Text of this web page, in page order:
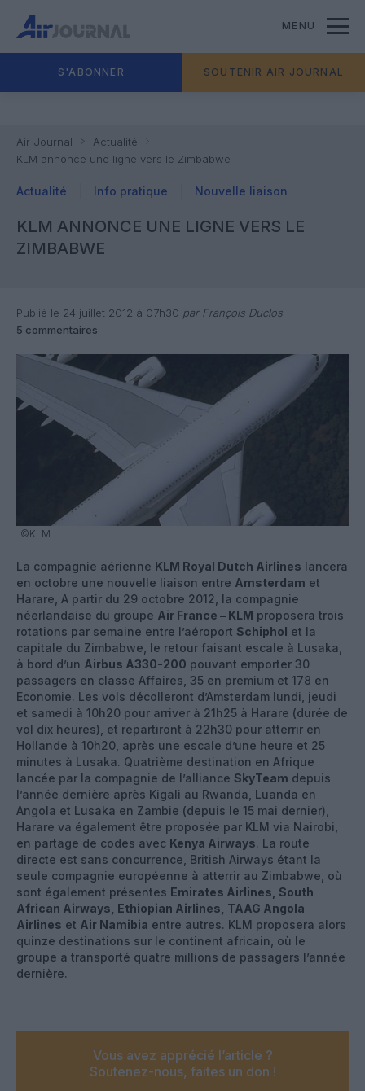
MENU
S'ABONNER SOUTENIR AIR JOURNAL
Air Journal
Actualité
KLM annonce une ligne vers le Zimbabwe
Actualité Info pratique Nouvelle liaison
KLM ANNONCE UNE LIGNE VERS LE
ZIMBABWE
Publié le 24 juillet 2012 à 07h30 par François Duclos
5 commentaires
©KLM
La compagnie aérienne KLM Royal Dutch Airlines lancera
en octobre une nouvelle liaison entre Amsterdam et
Harare, A partir du 29 octobre 2012, la compagnie
néerlandaise du groupe Air France – KLM proposera trois
rotations par semaine entre l’aéroport Schiphol et la
capitale du Zimbabwe, le retour faisant escale à Lusaka,
à bord d’un Airbus A330-200 pouvant emporter 30
passagers en classe Affaires, 35 en premium et 178 en
Economie. Les vols décolleront d’Amsterdam lundi, jeudi
et samedi à 10h20 pour arriver à 21h25 à Harare (durée de
vol dix heures), et repartiront à 22h30 pour atterrir en
Hollande à 10h20, après une escale d’une heure et 25
minutes à Lusaka. Quatrième destination en Afrique
lancée par la compagnie de l’alliance SkyTeam depuis
l’année dernière après Kigali au Rwanda, Luanda en
Angola et Lusaka en Zambie (depuis le 15 mai dernier),
Harare va également être proposée par KLM via Nairobi,
en partage de codes avec Kenya Airways. La route
directe est sans concurrence, British Airways étant la
seule compagnie européenne à atterrir au Zimbabwe, où
sont également présentes Emirates Airlines, South
African Airways, Ethiopian Airlines, TAAG Angola
Airlines et Air Namibia entre autres. KLM proposera alors
quinze destinations sur le continent africain, où le
groupe a transporté quatre millions de passagers l’année
dernière.
Vous avez apprécié l’article ?
Soutenez-nous, faites un don !